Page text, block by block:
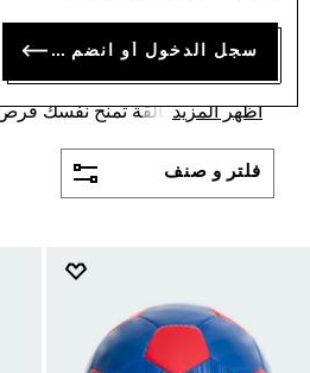
سجل الدخول أو انضم الآن
صممت مجموعة إكسسوارات
فرصة إحاطة نفسك بكل قصص
التشكيلة المتألقة تمنح نفسك
أظهر المزيد
فلتر و صنف